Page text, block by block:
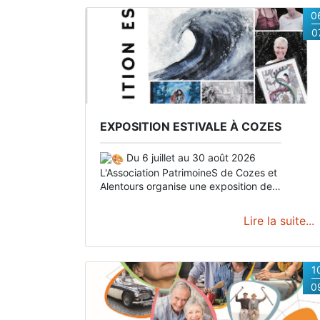
EXPOSITION ESTIVALE À COZES
Du 6 juillet au 30 août 2026
L'Association PatrimoineS de Cozes et
Alentours organise une exposition de
Venez rencontrer nos exposants qui
Picoulet, Mme Vialle, Mme Perroteau, Mme
Bordas. Les horaires dépendent des artistes
qui assureront la permanence lors de leur
exposition. Dates et horaires
Du 06/07 au
Lire la suite...